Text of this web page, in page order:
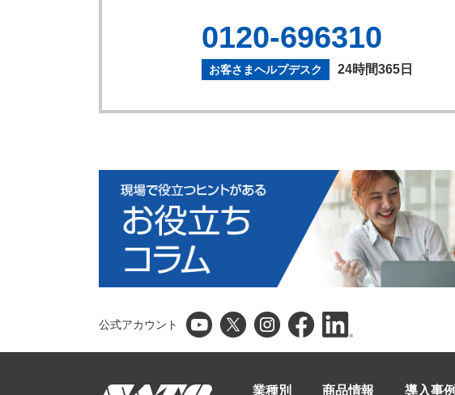
0120-696310
お客さまヘルプデスク 24時間365日
公式アカウント
業種別 商品情報 導入事例